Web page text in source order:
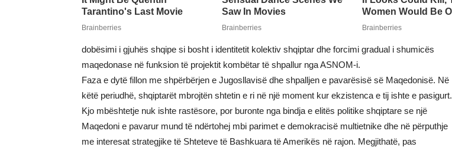
dobësimi i gjuhës shqipe si bosht i identitetit kolektiv shqiptar dhe forcimi gradual i shumicës
maqedonase në funksion të projektit kombëtar të shpallur nga ASNOM-i.
Faza e dytë fillon me shpërbërjen e Jugosllavisë dhe shpalljen e pavarësisë së Maqedonisë. Në
këtë periudhë, shqiptarët mbrojtën shtetin e ri në një moment kur ekzistenca e tij ishte e pasigurt.
Kjo mbështetje nuk ishte rastësore, por buronte nga bindja e elitës politike shqiptare se një
Maqedoni e pavarur mund të ndërtohej mbi parimet e demokracisë multietnike dhe në përputhje
me interesat strategjike të Shteteve të Bashkuara të Amerikës në rajon. Megjithatë, pas